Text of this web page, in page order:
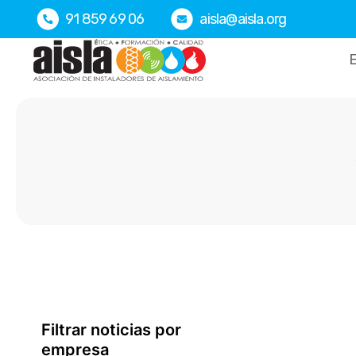
contenido
91 859 69 06 aisla@aisla.org
Filtrar noticias por
empresa